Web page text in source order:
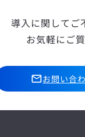
導入に関してご
お気軽にご
お問い合